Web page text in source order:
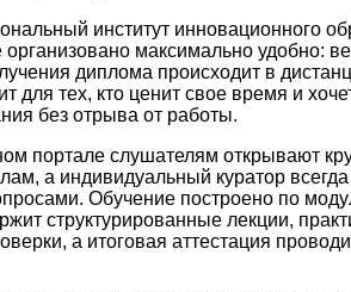
институт инновационного
максимально удобно:
диплома происходит в
для тех, кто ценит свое время и
без отрыва от работы.
портале слушателям открывают
а индивидуальный куратор всегда
Обучение построено по
структурированные лекции,
а итоговая аттестация